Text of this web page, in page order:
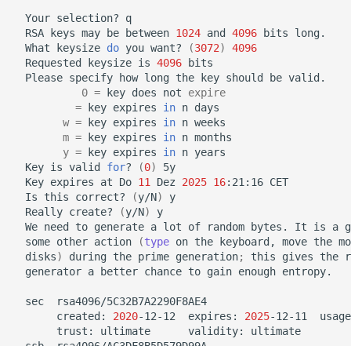
Your selection?
RSA
keys may be between 1024 and 4096 bits
What
keysize do you want? (3072)
4096
Requested
keysize is 4096
Please specify how long the key should be
0 = key does not
expire
=
key expires in n
w = key expires in n
m = key expires in n
y = key expires in n
Key is valid for? (0)
Key expires at Do 11 Dez 2025 16:21:16
Is
this correct? (y/N)
Really create? (y/N)
We need to generate a lot of random bytes. It is a
some other action (type on the keyboard, move the
disks) during the prime generation; this gives the
generator a better chance to gain enough entropy.
sec
created:
2020-12-12 expires: 2025-12-11
trust:
ultimate validity: